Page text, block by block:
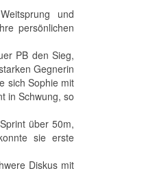
und
persönlichen
PB den Sieg,
Gegnerin
sich Sophie mit
in Schwung, so
über 50m,
sie erste
Diskus mit